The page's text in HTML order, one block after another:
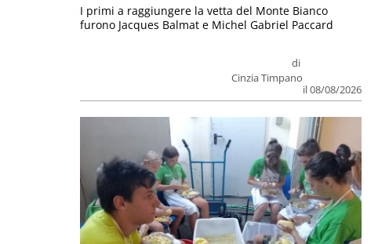
di
Cinzia Timpano
il 08/08/2026
I primi a raggiungere la vetta del Monte Bianco
furono Jacques Balmat e Michel Gabriel Paccard